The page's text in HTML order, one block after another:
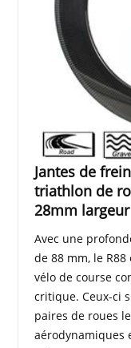
Jantes de
triathlon de
28mm largeur
Avec une
de 88 mm, le
vélo de course
critique. Ceux-ci
paires de roues
aérodynamiques